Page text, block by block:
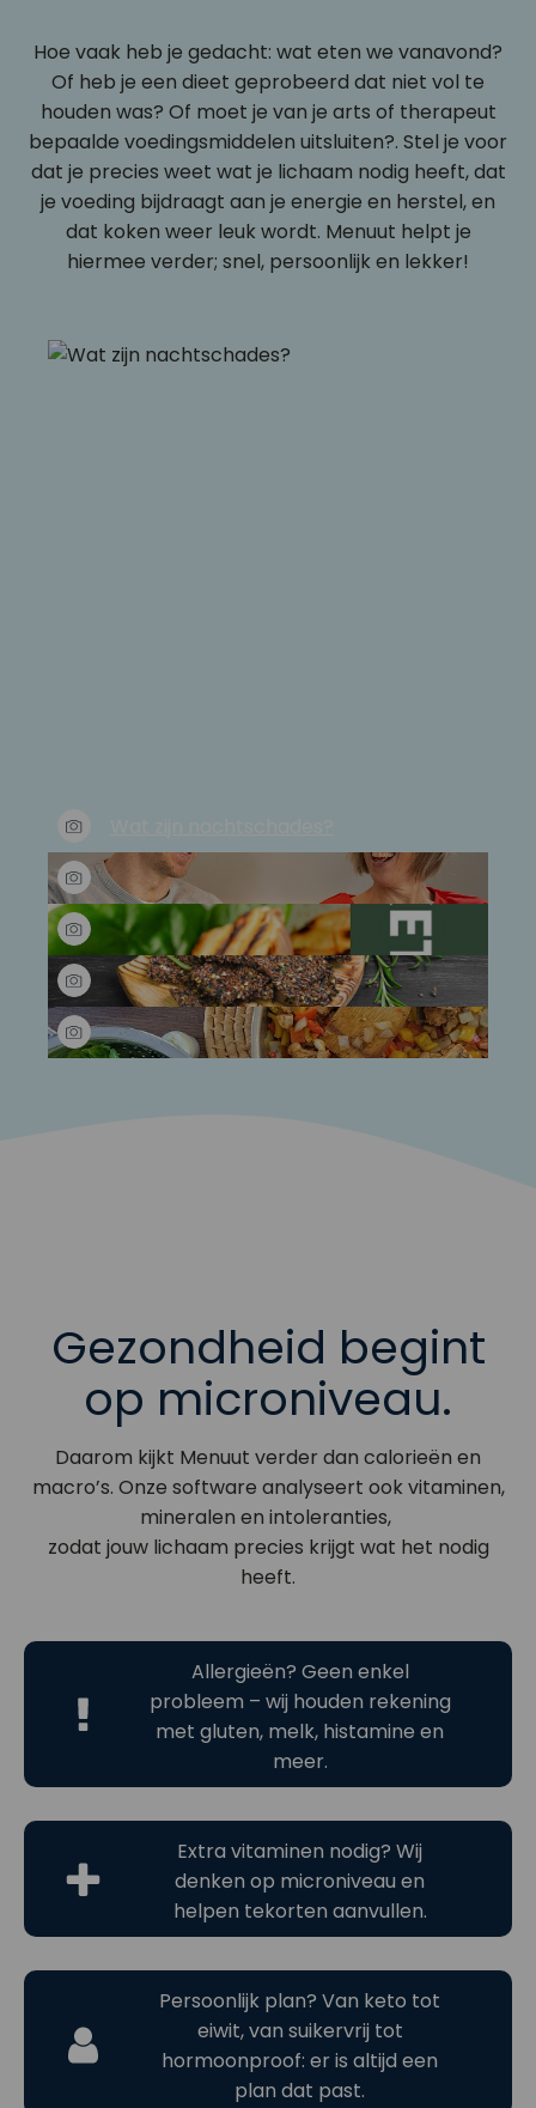
Hoe vaak heb je gedacht: wat eten we vanavond?
Of heb je een dieet geprobeerd dat niet vol te
houden was? Of moet je van je arts of therapeut
bepaalde voedingsmiddelen uitsluiten?. Stel je voor
dat je precies weet wat je lichaam nodig heeft, dat
je voeding bijdraagt aan je energie en herstel, en
dat koken weer leuk wordt. Menuut helpt je
hiermee verder; snel, persoonlijk en lekker!
Gezondheid begint
op microniveau.
Daarom kijkt Menuut verder dan calorieën en
macro’s. Onze software analyseert ook vitaminen,
mineralen en intoleranties,
zodat jouw lichaam precies krijgt wat het nodig
heeft.
Allergieën? Geen enkel
probleem – wij houden rekening
met gluten, melk, histamine en
meer.
Extra vitaminen nodig? Wij
denken op microniveau en
helpen tekorten aanvullen.
Persoonlijk plan? Van keto tot
eiwit, van suikervrij tot
hormoonproof: er is altijd een
plan dat past.